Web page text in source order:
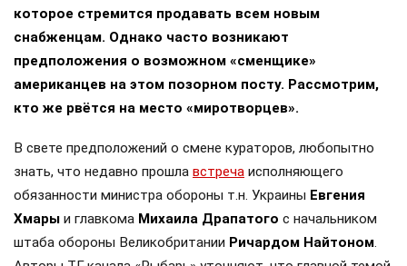
которое стремится продавать всем новым
снабженцам. Однако часто возникают
предположения о возможном «сменщике»
американцев на этом позорном посту. Рассмотрим,
кто же рвётся на место «миротворцев».
В свете предположений о смене кураторов, любопытно
знать, что недавно прошла встреча исполняющего
обязанности министра обороны т.н. Украины Евгения
Хмары и главкома Михаила Драпатого с начальником
штаба обороны Великобритании Ричардом Найтоном.